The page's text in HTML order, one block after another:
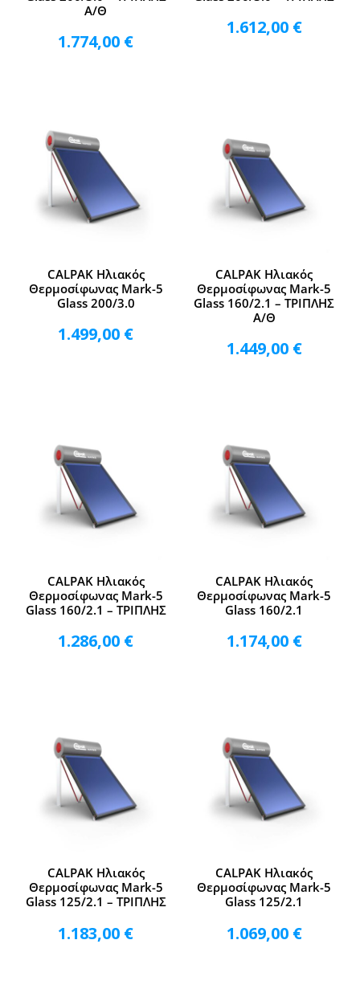
Α/Θ
1.774,00 €
1.612,00 €
CALPAK Ηλιακός
Θερμοσίφωνας Mark-5
Glass 200/3.0
1.499,00 €
CALPAK Ηλιακός
Θερμοσίφωνας Mark-5
Glass 160/2.1 – ΤΡΙΠΛΗΣ
Α/Θ
1.449,00 €
CALPAK Ηλιακός
Θερμοσίφωνας Mark-5
Glass 160/2.1 – ΤΡΙΠΛΗΣ
1.286,00 €
CALPAK Ηλιακός
Θερμοσίφωνας Mark-5
Glass 160/2.1
1.174,00 €
CALPAK Ηλιακός
Θερμοσίφωνας Mark-5
Glass 125/2.1 – ΤΡΙΠΛΗΣ
1.183,00 €
CALPAK Ηλιακός
Θερμοσίφωνας Mark-5
Glass 125/2.1
1.069,00 €